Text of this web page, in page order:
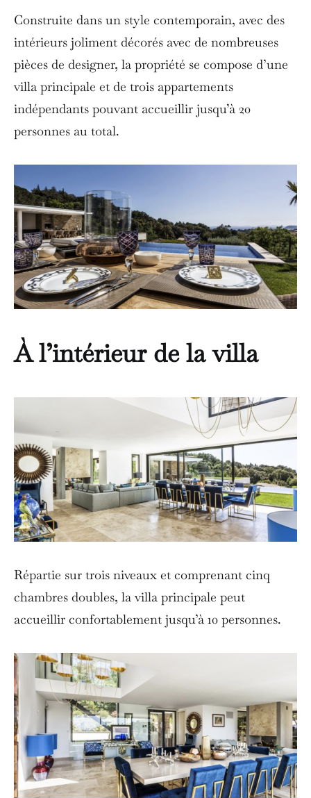
Construite dans un style contemporain, avec des
intérieurs joliment décorés avec de nombreuses
pièces de designer, la propriété se compose d’une
villa principale et de trois appartements
indépendants pouvant accueillir jusqu’à 20
personnes au total.
À l’intérieur de la villa
Répartie sur trois niveaux et comprenant cinq
chambres doubles, la villa principale peut
accueillir confortablement jusqu’à 10 personnes.